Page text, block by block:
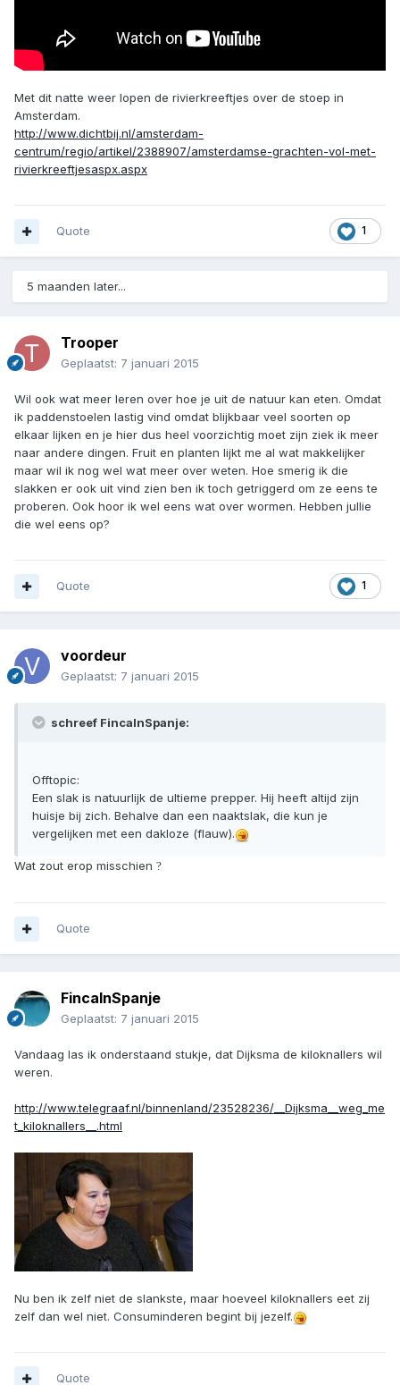
Met dit natte weer lopen de rivierkreeftjes over de stoep in
Amsterdam.
http://www.dichtbij.nl/amsterdam-
centrum/regio/artikel/2388907/amsterdamse-grachten-vol-met-
rivierkreeftjesaspx.aspx
1
Quote
5 maanden later...
Trooper
Geplaatst: 7 januari 2015
Wil ook wat meer leren over hoe je uit de natuur kan eten. Omdat
ik paddenstoelen lastig vind omdat blijkbaar veel soorten op
elkaar lijken en je hier dus heel voorzichtig moet zijn ziek ik meer
naar andere dingen. Fruit en planten lijkt me al wat makkelijker
maar wil ik nog wel wat meer over weten. Hoe smerig ik die
slakken er ook uit vind zien ben ik toch getriggerd om ze eens te
proberen. Ook hoor ik wel eens wat over wormen. Hebben jullie
die wel eens op?
1
Quote
voordeur
Geplaatst: 7 januari 2015
schreef FincaInSpanje:
Offtopic:
Een slak is natuurlijk de ultieme prepper. Hij heeft altijd zijn
huisje bij zich. Behalve dan een naaktslak, die kun je
vergelijken met een dakloze (flauw).
Wat zout erop misschien ?
Quote
FincaInSpanje
Geplaatst: 7 januari 2015
Vandaag las ik onderstaand stukje, dat Dijksma de kiloknallers wil
weren.
http://www.telegraaf.nl/binnenland/23528236/__Dijksma__weg_me
t_kiloknallers__.html
Nu ben ik zelf niet de slankste, maar hoeveel kiloknallers eet zij
zelf dan wel niet. Consuminderen begint bij jezelf.
Quote